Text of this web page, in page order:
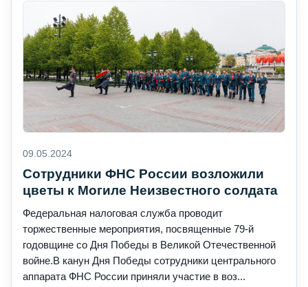
09.05.2024
Сотрудники ФНС России возложили
цветы к Могиле Неизвестного солдата
Федеральная налоговая служба проводит
торжественные мероприятия, посвященные 79-й
годовщине со Дня Победы в Великой Отечественной
войне.В канун Дня Победы сотрудники центрального
аппарата ФНС России приняли участие в воз...